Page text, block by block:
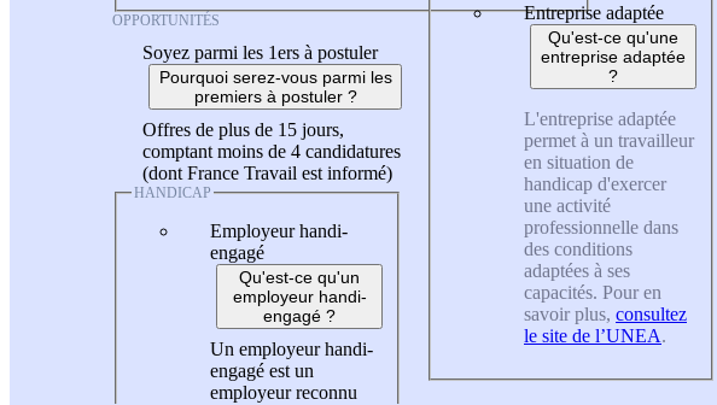
OPPORTUNITÉS
Soyez parmi les 1ers à postuler
Pourquoi serez-vous parmi les
premiers à postuler ?
Offres de plus de 15 jours,
comptant moins de 4 candidatures
(dont France Travail est informé)
HANDICAP
Employeur handi-
engagé
Qu'est-ce qu'un
employeur handi-
engagé ?
Un employeur handi-
engagé est un
employeur reconnu
Entreprise adaptée
Qu'est-ce qu'une
entreprise adaptée
?
L'entreprise adaptée
permet à un travailleur
en situation de
handicap d'exercer
une activité
professionnelle dans
des conditions
adaptées à ses
capacités. Pour en
savoir plus, consultez
le site de l’UNEA.